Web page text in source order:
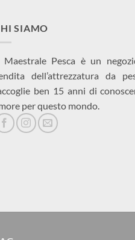
SIAMO
Pesca è un
dell’attrezzatura da
ben 15 anni di
per questo mondo.